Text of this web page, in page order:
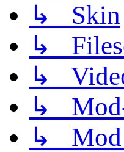
↳ Skin
↳
↳
↳
↳ Mod